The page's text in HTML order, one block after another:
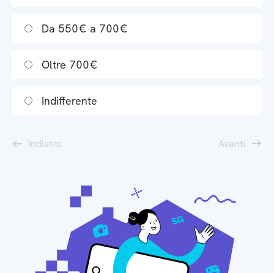
Da 550€ a 700€
Oltre 700€
Indifferente
Indietro Avanti